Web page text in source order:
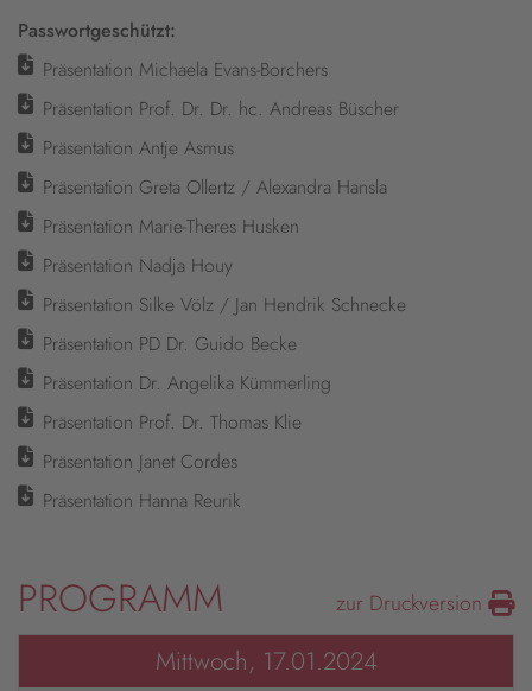
Passwortgeschützt:
Präsentation Michaela Evans-Borchers
Präsentation Prof. Dr. Dr. hc. Andreas Büscher
Präsentation Antje Asmus
Präsentation Greta Ollertz / Alexandra Hansla
Präsentation Marie-Theres Husken
Präsentation Nadja Houy
Präsentation Silke Völz / Jan Hendrik Schnecke
Präsentation PD Dr. Guido Becke
Präsentation Dr. Angelika Kümmerling
Präsentation Prof. Dr. Thomas Klie
Präsentation Janet Cordes
Präsentation Hanna Reurik
PROGRAMM zur Druckversion
Mittwoch, 17.01.2024